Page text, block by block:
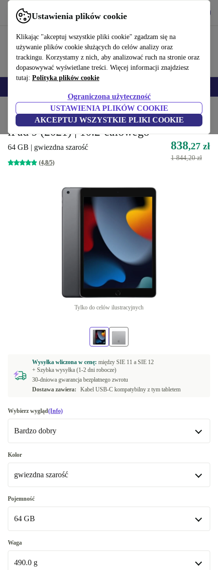
Ustawienia plików cookie
Klikając "akceptuj wszystkie pliki cookie" zgadzam się na
używanie plików cookie służących do celów analizy oraz
trackingu. Korzystamy z nich, aby analizować ruch na stronie oraz
dopasowywać wyświetlane treści. Więcej informacji znajdziesz
tutaj: Polityka plików cookie
Ograniczona użyteczność
USTAWIENIA PLIKÓW COOKIE
AKCEPTUJ WSZYSTKIE PLIKI COOKIE
Korzystaj z refurbed szybko i łatwo
Produkty Tablety iPady
iPad 9 (2021) | 10.2-calowego
64 GB | gwiezdna szarość
(4,8/5)
838,27 zł
1 844,20 zł
Tylko do celów ilustracyjnych
Wysyłka wliczona w cenę: między SIE 11 a SIE 12
+ Szybka wysyłka (1-2 dni robocze)
30-dniowa gwarancja bezpłatnego zwrotu
Dostawa zawiera:
Kabel USB-C kompatybilny z tym tabletem
Wybierz wygląd(Info)
Bardzo dobry
Bardzo dobry
Doskonały +107,47 zł
Premium
Kolor
gwiezdna szarość
gwiezdna szarość
srebrny +106,67 zł
Pojemność
64 GB
64 GB
Dostępne w innych wariantach
Waga
490.0 g